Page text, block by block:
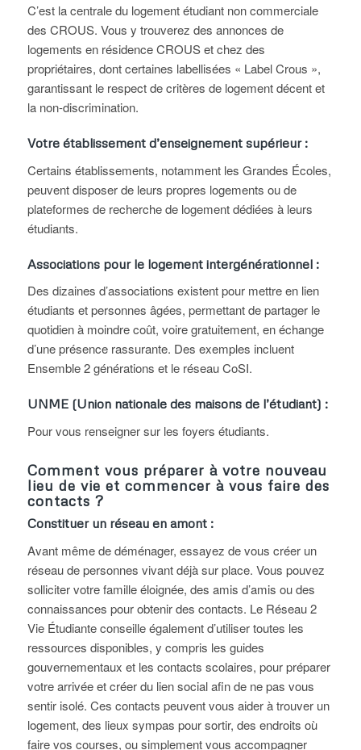
C’est la centrale du logement étudiant non commerciale
des CROUS. Vous y trouverez des annonces de
logements en résidence CROUS et chez des
propriétaires, dont certaines labellisées « Label Crous »,
garantissant le respect de critères de logement décent et
la non-discrimination.
Votre établissement d’enseignement supérieur :
Certains établissements, notamment les Grandes Écoles,
peuvent disposer de leurs propres logements ou de
plateformes de recherche de logement dédiées à leurs
étudiants.
Associations pour le logement intergénérationnel :
Des dizaines d’associations existent pour mettre en lien
étudiants et personnes âgées, permettant de partager le
quotidien à moindre coût, voire gratuitement, en échange
d’une présence rassurante. Des exemples incluent
Ensemble 2 générations et le réseau CoSI.
UNME (Union nationale des maisons de l’étudiant) :
Pour vous renseigner sur les foyers étudiants.
Comment vous préparer à votre nouveau
lieu de vie et commencer à vous faire des
contacts ?
Constituer un réseau en amont :
Avant même de déménager, essayez de vous créer un
réseau de personnes vivant déjà sur place. Vous pouvez
solliciter votre famille éloignée, des amis d’amis ou des
connaissances pour obtenir des contacts. Le Réseau 2
Vie Étudiante conseille également d’utiliser toutes les
ressources disponibles, y compris les guides
gouvernementaux et les contacts scolaires, pour préparer
votre arrivée et créer du lien social afin de ne pas vous
sentir isolé. Ces contacts peuvent vous aider à trouver un
logement, des lieux sympas pour sortir, des endroits où
faire vos courses, ou simplement vous accompagner